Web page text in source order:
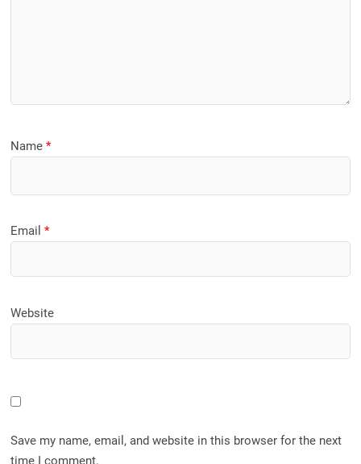
Name*
Email*
Website
Save my name, email, and website in this browser for the next
time I comment.